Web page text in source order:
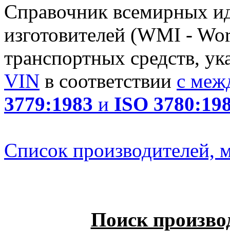
Справочник всемирных
изготовителей (WMI -
транспортных средств,
VIN в соответствии с
3779:1983 и ISO
Список производителей,
Поиск